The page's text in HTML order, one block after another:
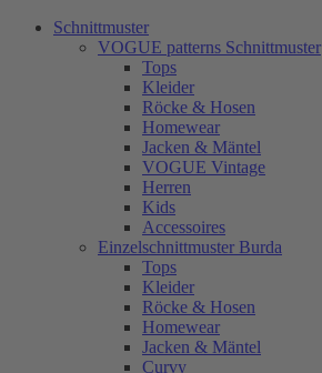
Schnittmuster
VOGUE patterns Schnittmuster
Tops
Kleider
Röcke & Hosen
Homewear
Jacken & Mäntel
VOGUE Vintage
Herren
Kids
Accessoires
Einzelschnittmuster Burda
Tops
Kleider
Röcke & Hosen
Homewear
Jacken & Mäntel
Curvy